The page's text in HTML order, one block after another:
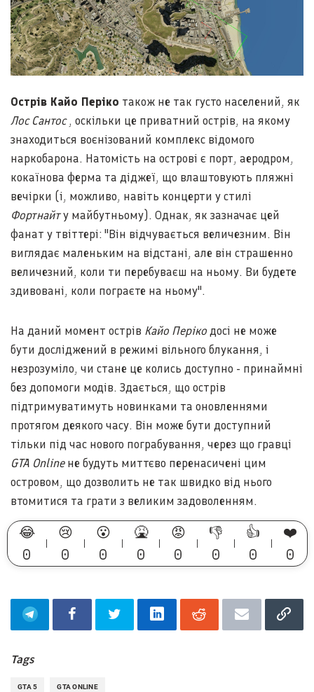
Острів Кайо Періко також не так густо населений, як
Лос Сантос, оскільки це приватний острів, на якому
знаходиться воєнізований комплекс відомого
наркобарона. Натомість на острові є порт, аеродром,
кокаїнова ферма та діджеї, що влаштовують пляжні
вечірки (і, можливо, навіть концерти у стилі
Фортнайту майбутньому). Однак, як зазначає цей
фанат у твіттері: "Він відчувається величезним. Він
виглядає маленьким на відстані, але він страшенно
величезний, коли ти перебуваєш на ньому. Ви будете
здивовані, коли пограєте на ньому".
На даний момент острів Кайо Періко досі не може
бути досліджений в режимі вільного блукання, і
незрозуміло, чи стане це колись доступно - принаймні
без допомоги модів. Здається, що острів
підтримуватимуть новинками та оновленнями
протягом деякого часу. Він може бути доступний
тільки під час нового пограбування, через що гравці
GTA Onlineне будуть миттєво перенасичені цим
островом, що дозволить не так швидко від нього
втомитися та грати з великим задоволенням.
😂
0
😢
0
😮
0
🤮
0
😡
0
👎
0
👍
0
❤️
0
Tags
GTA 5 GTA ONLINE